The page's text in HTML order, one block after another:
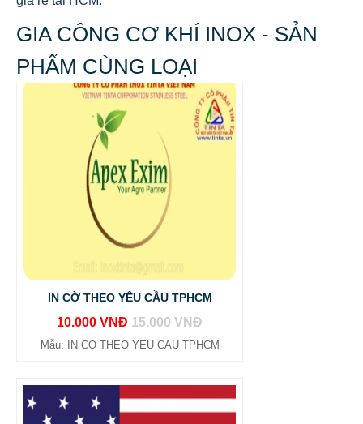
GIA CÔNG CƠ KHÍ INOX - SẢN
PHẨM CÙNG LOẠI
IN CỜ THEO YÊU CẦU TPHCM
10.000 VNĐ 15.000 VNĐ
Mẫu: IN CO THEO YEU CAU TPHCM